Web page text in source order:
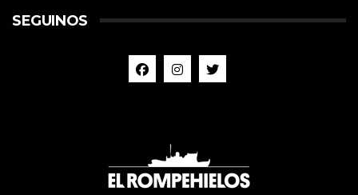
SEGUINOS